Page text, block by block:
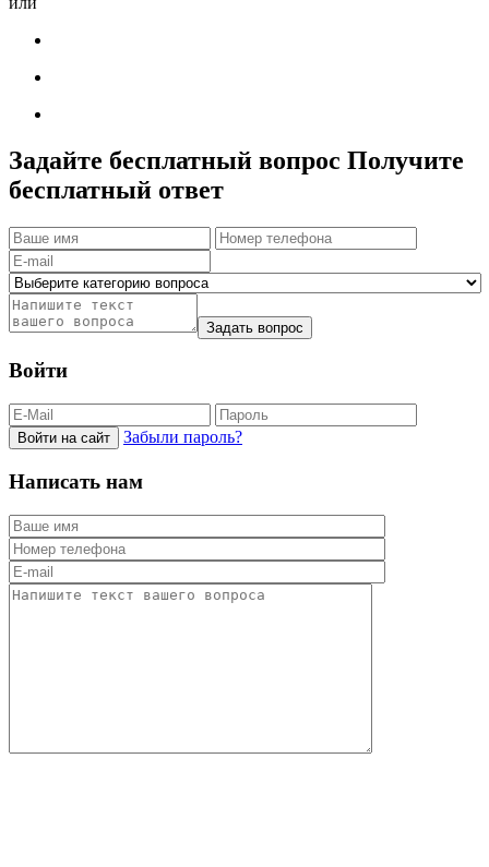
Задайте бесплатный вопрос Получите
бесплатный ответ
Задать вопрос
Войти
Войти на сайт Забыли пароль?
Написать нам